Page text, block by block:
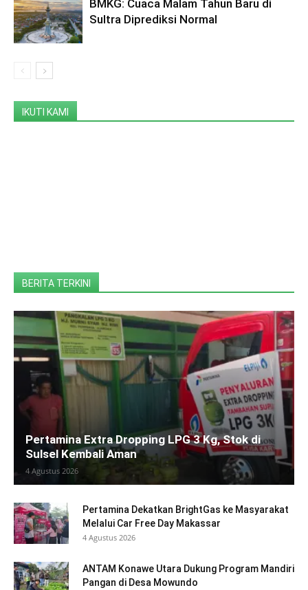
BMKG: Cuaca Malam Tahun Baru di
Sultra Diprediksi Normal
IKUTI KAMI
BERITA TERKINI
Pertamina Extra Dropping LPG 3 Kg, Stok di
Sulsel Kembali Aman
4 Agustus 2026
Pertamina Dekatkan BrightGas ke Masyarakat
Melalui Car Free Day Makassar
4 Agustus 2026
ANTAM Konawe Utara Dukung Program Mandiri
Pangan di Desa Mowundo